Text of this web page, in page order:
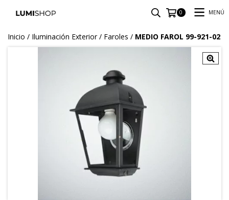
0 MENÚ
Inicio / Iluminación Exterior / Faroles / MEDIO FAROL 99-921-02